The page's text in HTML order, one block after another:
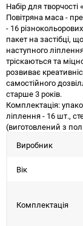
Набір для творчості
Повітряна маса -
- 16
пакет на застібці,
наступного
тріскаються та
розвиває
самостійного
старше 3 років.
Комплектація:
ліплення - 16 шт.,
(виготовлений з
Виробник
Вік
Комплектація